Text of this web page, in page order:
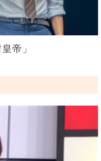
帝」